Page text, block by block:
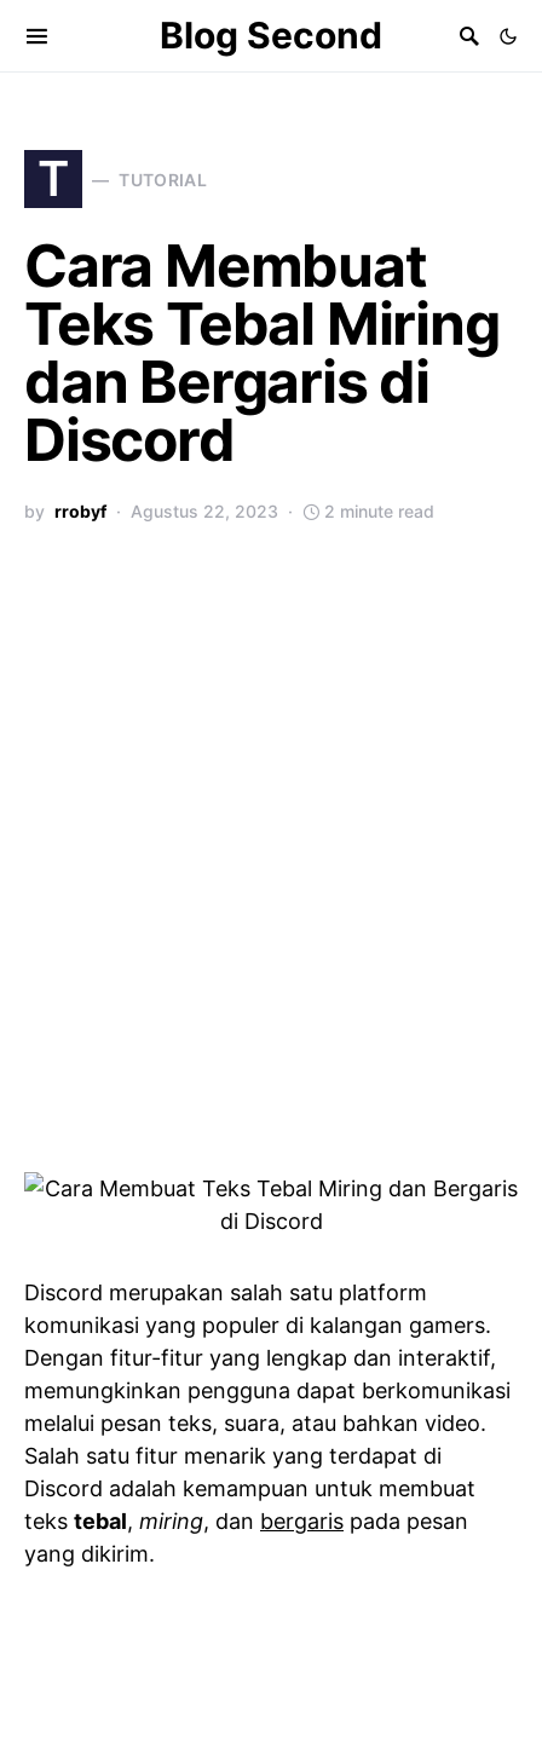
Blog Second
T TUTORIAL
Cara Membuat
Teks Tebal Miring
dan Bergaris di
Discord
by rrobyf Agustus 22, 2023 2 minute read
Discord merupakan salah satu platform
komunikasi yang populer di kalangan gamers.
Dengan fitur-fitur yang lengkap dan interaktif,
memungkinkan pengguna dapat berkomunikasi
melalui pesan teks, suara, atau bahkan video.
Salah satu fitur menarik yang terdapat di
Discord adalah kemampuan untuk membuat
teks tebal, miring, dan bergaris pada pesan
yang dikirim.